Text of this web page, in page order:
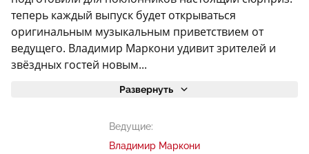
теперь каждый выпуск будет открываться
оригинальным музыкальным приветствием от
ведущего. Владимир Маркони удивит зрителей и
звёздных гостей новым...
Развернуть
Ведущие:
Владимир Маркони